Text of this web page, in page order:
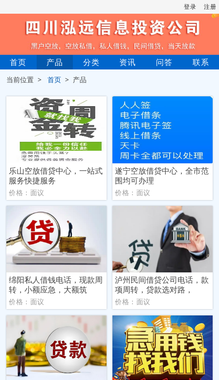
登录 注册
首页 产品 分类 资讯 问答 联系
当前位置 >首页 > 产品
乐山空放借贷中心，一站式
服务快捷服务
价格：面议
遂宁空放借贷中心，全市范
围均可办理
价格：面议
绵阳私人借钱电话，现款周
转，小额应急，大额筑
价格：面议
泸州民间借贷公司电话，款
项周转，贷款选对路，
价格：面议